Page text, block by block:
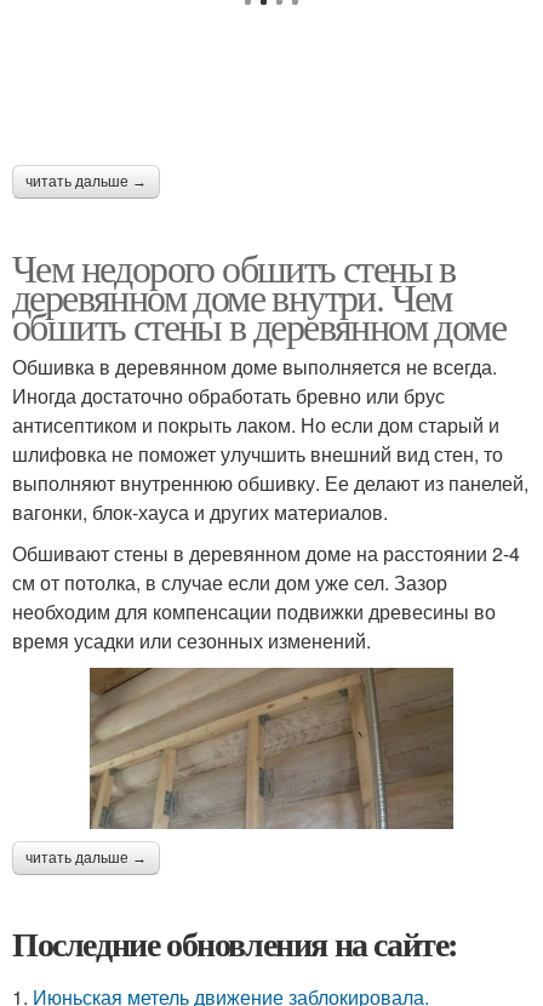
читать дальше →
Чем недорого обшить стены в
деревянном доме внутри. Чем
обшить стены в деревянном доме
Обшивка в деревянном доме выполняется не всегда.
Иногда достаточно обработать бревно или брус
антисептиком и покрыть лаком. Но если дом старый и
шлифовка не поможет улучшить внешний вид стен, то
выполняют внутреннюю обшивку. Ее делают из панелей,
вагонки, блок-хауса и других материалов.
Обшивают стены в деревянном доме на расстоянии 2-4
см от потолка, в случае если дом уже сел. Зазор
необходим для компенсации подвижки древесины во
время усадки или сезонных изменений.
читать дальше →
Последние обновления на сайте:
1. Июньская метель движение заблокировала.